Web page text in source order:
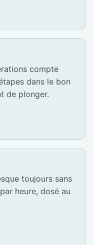
compte
dans le bon
de plonger.
toujours sans
heure, dosé au